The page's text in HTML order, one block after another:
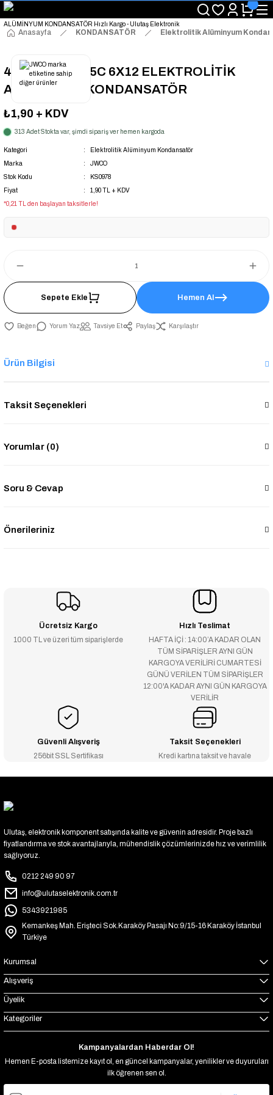
"Saat 14:00'a Kadar Verilen Siparişlerde Aynı Gün Kargo Avantajı!
"Binlerce Ürün Çeşitliliği ile Stoktan Hemen Teslim."
"Toptan Fiyatına Perakende Satış Avantajını Kaçırmayın!"
Anasayfa KONDANSATÖR Elektrolitik Alüminyum
4.7UF 160V 105C 6X12 ELEKTROLİTİK
ALÜMİNYUM KONDANSATÖR
₺1,90 + KDV
313 Adet Stokta var, şimdi sipariş ver hemen kargoda
Kategori
Elektrolitik Alüminyum Kondansatör
Marka
JWCO
Stok Kodu
KS0978
Fiyat
1,90 TL + KDV
*0,21 TL den başlayan taksitlerle!
Sepete Ekle Hemen Al
Yorum Yaz Tavsiye Et Paylaş Karşılaştır
Ürün Bilgisi
Taksit Seçenekleri
Yorumlar (0)
Soru & Cevap
Önerileriniz
Ücretsiz Kargo
1000 TL ve üzeri tüm siparişlerde
Hızlı Teslimat
HAFTA İÇİ : 14:00’A KADAR OLAN
TÜM SİPARİŞLER AYNI GÜN
KARGOYA VERİLİRİ CUMARTESİ
GÜNÜ VERİLEN TÜM SİPARİŞLER
12:00'A KADAR AYNI GÜN KARGOYA
VERİLİR
Güvenli Alışveriş
256bit SSL Sertifikası
Taksit Seçenekleri
Kredi kartına taksit ve havale
Ulutaş, elektronik komponent satışında kalite ve güvenin adresidir. Proje bazlı
fiyatlandırma ve stok avantajlarıyla, mühendislik çözümlerinizde hız ve verimlilik
sağlıyoruz.
0212 249 90 97
info@ulutaselektronik.com.tr
5343921985
Kemankeş Mah. Erişteci Sok.Karaköy Pasajı No:9/15-16 Karaköy İstanbul
Türkiye
Kurumsal
Alışveriş
Üyelik
Kategoriler
Kampanyalardan Haberdar Ol!
Hemen E-posta listemize kayıt ol, en güncel kampanyalar, yenilikler ve duyuruları
ilk öğrenen sen ol.